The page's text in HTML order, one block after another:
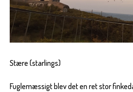
Stære (starlings)
Fuglemæssigt blev det en ret stor